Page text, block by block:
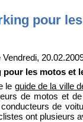
pour
Vendredi,
pour les motos et
le guide de la ville
de motos et
de
ont plusieurs